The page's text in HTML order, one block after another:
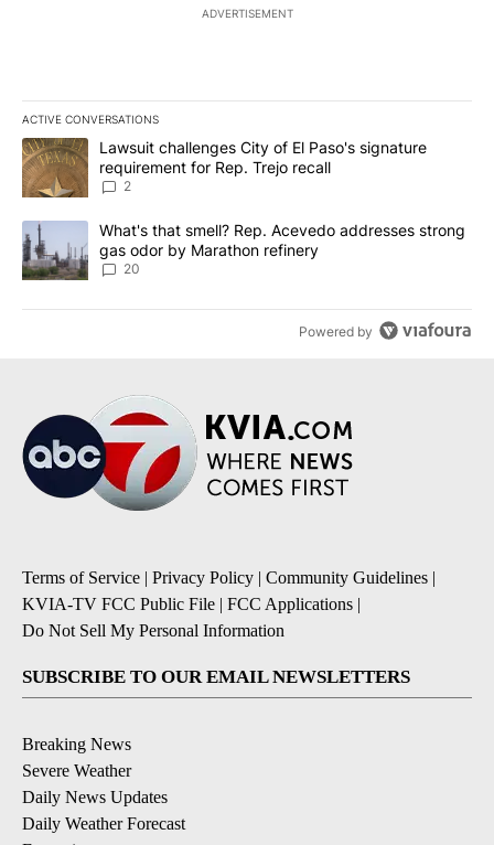
ADVERTISEMENT
ACTIVE CONVERSATIONS
The following is a list of the most commented articles in the last
A trending article titled "Lawsuit challenges City of El Paso's
Lawsuit challenges City of El Paso's signature
requirement for Rep. Trejo recall
2
A trending article titled "What's that smell? Rep. Acevedo
What's that smell? Rep. Acevedo addresses strong
gas odor by Marathon refinery
20
Powered by
Terms of Service | Privacy Policy | Community Guidelines |
KVIA-TV FCC Public File | FCC Applications |
Do Not Sell My Personal Information
SUBSCRIBE TO OUR EMAIL NEWSLETTERS
Breaking News
Severe Weather
Daily News Updates
Daily Weather Forecast